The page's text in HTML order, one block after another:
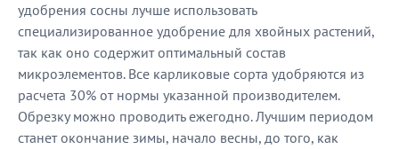
удобрения сосны лучше использовать
специализированное удобрение для хвойных растений,
так как оно содержит оптимальный состав
микроэлементов. Все карликовые сорта удобряются из
расчета 30% от нормы указанной производителем.
Обрезку можно проводить ежегодно. Лучшим периодом
станет окончание зимы, начало весны, до того, как